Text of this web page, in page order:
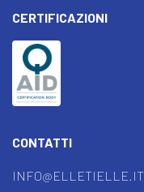
CERTIFICAZIONI
CONTATTI
INFO@ELLETIELLE.IT